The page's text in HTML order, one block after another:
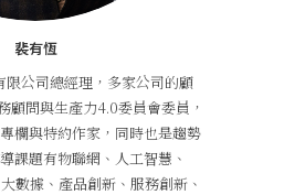
裴有恆
限公司總經理，多家公司的顧
顧問與生產力4.0委員會委員，
欄與特約作家，同時也是趨勢
課題有物聯網、人工智慧、
數據、產品創新、服務創新、